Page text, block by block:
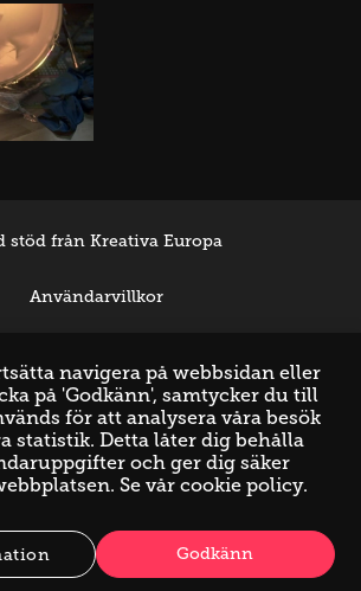
stöd från Kreativa Europa
Användarvillkor
navigera på webbsidan eller
på 'Godkänn', samtycker du till
för att analysera våra besök
statistik. Detta låter dig behålla
och ger dig säker
Se vår cookie policy.
Godkänn